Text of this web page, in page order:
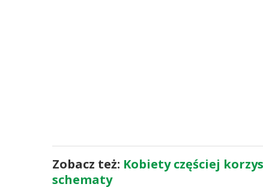
Zobacz też: Kobiety częściej
schematy